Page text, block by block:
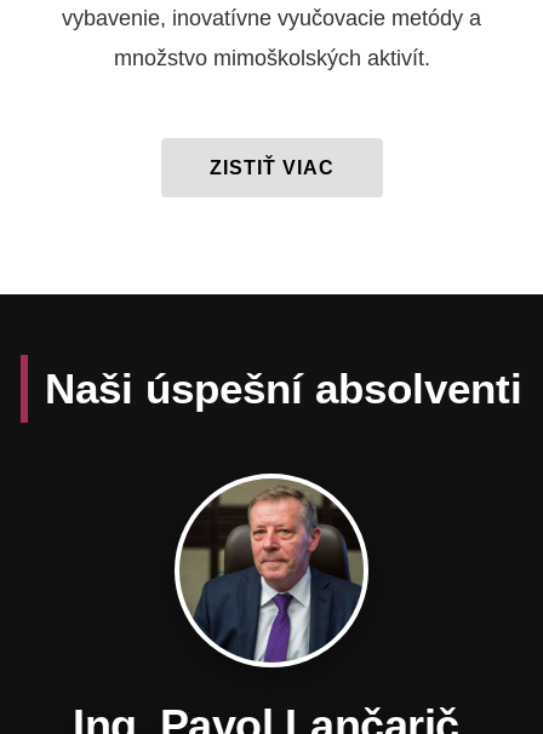
vybavenie, inovatívne vyučovacie metódy a
množstvo mimoškolských aktivít.
ZISTIŤ VIAC
Naši úspešní absolventi